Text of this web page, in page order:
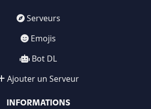
Serveurs
Emojis
Bot DL
Ajouter un Serveur
INFORMATIONS